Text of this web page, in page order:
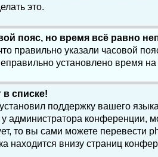
это.
пояс, но время всё равно
правильно указали часовой
установлено время
в списке!
поддержку вашего
у администратора конференции,
то вы сами можете
находится внизу страниц